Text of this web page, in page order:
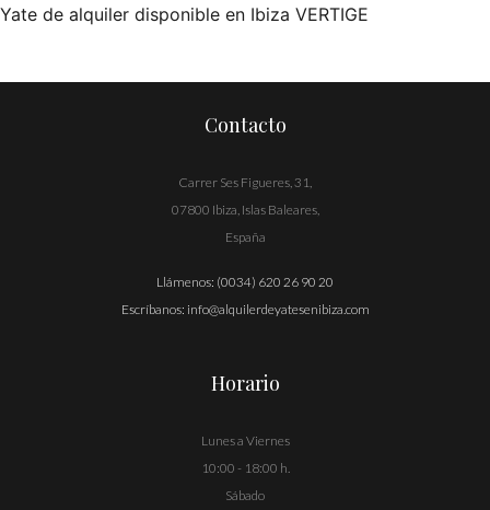
Navegación
entradas
Yate de alquiler disponible en Ibiza VERTIGE
Contacto
Carrer Ses Figueres, 31,
07800 Ibiza, Islas Baleares,
España
Llámenos: (0034) 620 26 90 20
Escríbanos: info@alquilerdeyatesenibiza.com
Horario
Lunes a Viernes
10:00 - 18:00 h.
Sábado